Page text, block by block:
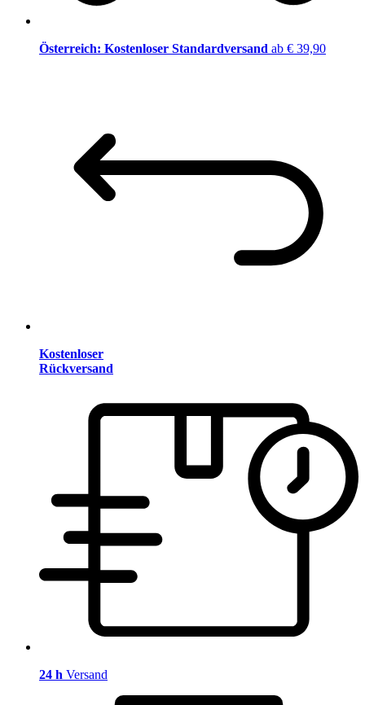
Österreich: Kostenloser Standardversand ab € 39,90
Kostenloser
Rückversand
24 h Versand